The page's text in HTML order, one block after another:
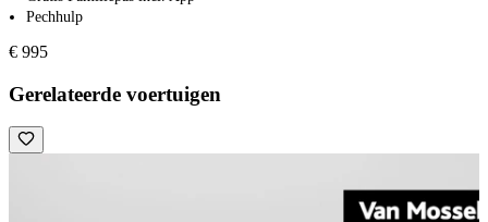
Pechhulp
€ 995
Gerelateerde voertuigen